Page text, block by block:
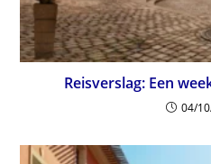
Reisverslag: Een
04/